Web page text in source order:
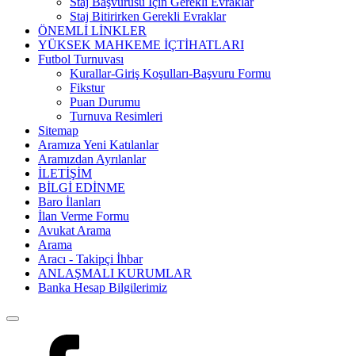
Staj Bitirirken Gerekli Evraklar
ÖNEMLİ LİNKLER
YÜKSEK MAHKEME İÇTİHATLARI
Futbol Turnuvası
Kurallar-Giriş Koşulları-Başvuru Formu
Fikstur
Puan Durumu
Turnuva Resimleri
Sitemap
Aramıza Yeni Katılanlar
Aramızdan Ayrılanlar
İLETİŞİM
BİLGİ EDİNME
Baro İlanları
İlan Verme Formu
Avukat Arama
Arama
Aracı - Takipçi İhbar
ANLAŞMALI KURUMLAR
Banka Hesap Bilgilerimiz